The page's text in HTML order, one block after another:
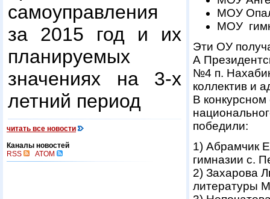
самоуправления
за 2015 год и их
планируемых
значениях на 3-х
летний период
читать все новости
Каналы новостей
RSS
ATOM
МОУ
МОУ
Эти ОУ
А
№4 п.
коллектив и
В конкурсном
победили:
1) Абрамчик
гимназии с.
2) Захарова
литературы